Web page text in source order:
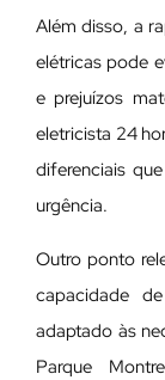
Além disso, a
elétricas pode
e prejuízos
eletricista 24
diferenciais
urgência.
Outro ponto
capacidade
adaptado às
Parque